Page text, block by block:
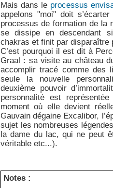
Mais dans le processus
appelons "moi" doit
processus de formation de la
se dissipe en descendant
chakras et finit par disparaître
C’est pourquoi il est dit à
Graal : sa visite au château
accomplir tracé comme des
seule la nouvelle
deuxième pouvoir
personnalité est
moment où elle devient
Gauvain dégaine Excalibor,
sujet les nombreuses
la dame du lac, qui ne peut
véritable etc...).
Notes :